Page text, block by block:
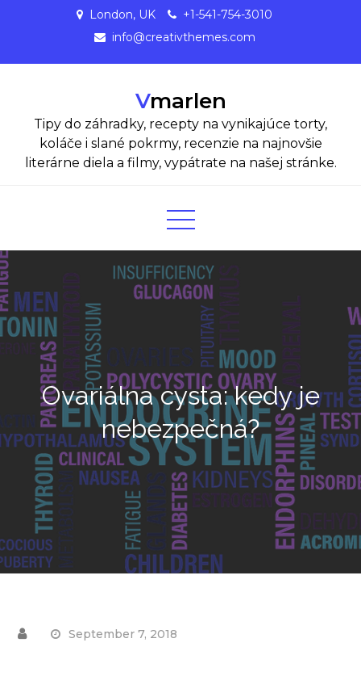
London, UK
+1-541-754-3010
info@creativthemes.com
Vmarlen
Tipy do záhradky, recepty na vynikajúce torty,
koláče i slané pokrmy, recenzie na najnovšie
literárne diela a filmy, vypátrate na našej stránke.
Ovariálna cysta: kedy je
nebezpečná?
September 7, 2018